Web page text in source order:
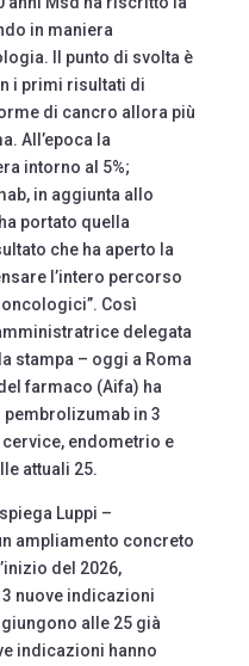
in maniera
Il punto di svolta è
i primi risultati di
di cancro allora più
All’epoca la
intorno al 5%;
in aggiunta allo
portato quella
che ha aperto la
l’intero percorso
Così
delegata
stampa – oggi a Roma
farmaco (Aifa) ha
in 3
endometrio e
attuali 25.
Luppi –
ampliamento concreto
del 2026,
nuove indicazioni
alle 25 già
indicazioni hanno